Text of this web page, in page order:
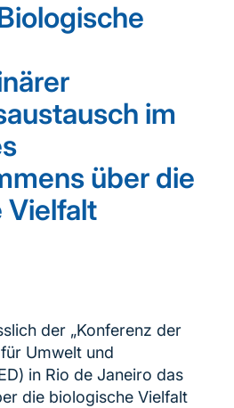
im
über die
Vielfalt
der „Konferenz der
Umwelt und
in Rio de Janeiro das
die biologische Vielfalt